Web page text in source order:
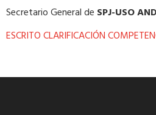
Secretario General de SPJ-USO
ESCRITO CLARIFICACIÓN